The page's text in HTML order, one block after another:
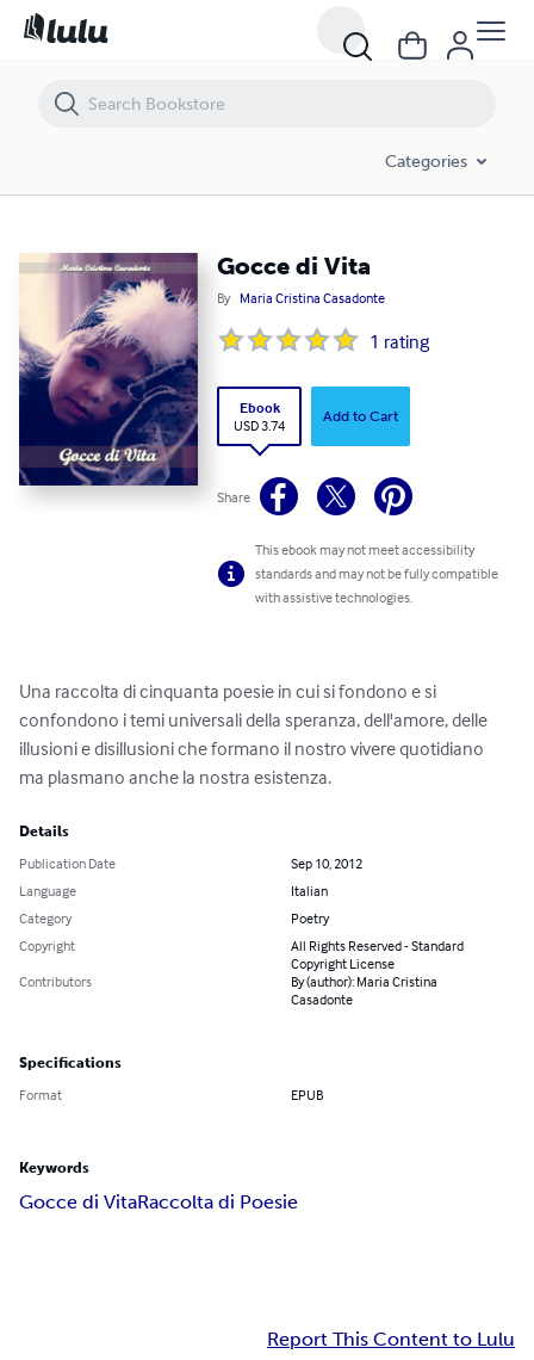
Categories
Gocce di Vita
By Maria Cristina Casadonte
1 rating
Ebook
USD 3.74
Add to Cart
Share
This ebook may not meet accessibility
standards and may not be fully compatible
with assistive technologies.
Una raccolta di cinquanta poesie in cui si fondono e si
confondono i temi universali della speranza, dell'amore, delle
illusioni e disillusioni che formano il nostro vivere quotidiano
ma plasmano anche la nostra esistenza.
Details
Publication Date
Sep 10, 2012
Language
Italian
Category
Poetry
Copyright
All Rights Reserved - Standard
Copyright License
Contributors
By (author): Maria Cristina
Casadonte
Specifications
Format EPUB
Keywords
Gocce di VitaRaccolta di Poesie
Report This Content to Lulu
Gocce di Vita